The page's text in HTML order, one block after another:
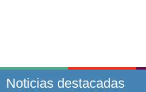
Noticias destacadas